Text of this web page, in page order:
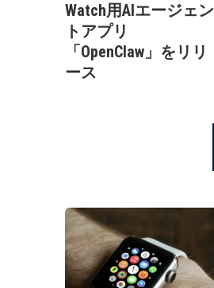
Watch用AIエージェン
トアプリ
「OpenClaw」をリリ
ース